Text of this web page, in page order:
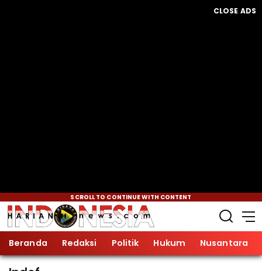
CLOSE ADS
SCROLL TO CONTINUE WITH CONTENT
Beranda Redaksi Politik Hukum Nusantara